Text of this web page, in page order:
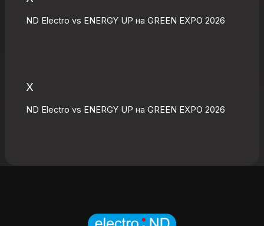
ND Electro vs ENERGY UP на GREEN EXPO 2026
X
ND Electro vs ENERGY UP на GREEN EXPO 2026